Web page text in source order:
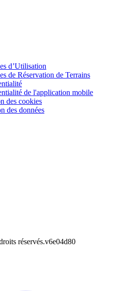
d’Utilisation
de Réservation de Terrains
de l'application mobile
des cookies
des données
réservés.v6e04d80